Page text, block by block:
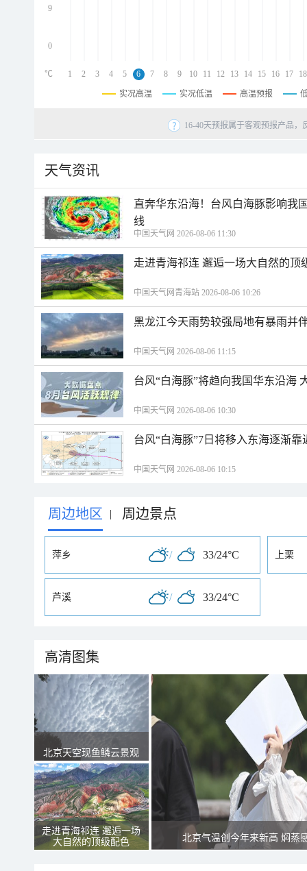
9
0
1 2 3 4 5 6 7 8 9 10 11 12 13 14 15 16 17 18
℃
实况高温 实况低温 高温预报
16-40天预报属于客观预报产品
天气资讯
直奔华东沿海！台风白海豚影响我
线
中国天气网 2026-08-06 11:30
走进青海祁连 邂逅一场大自然的顶
中国天气网青海站 2026-08-06 10:26
黑龙江今天雨势较强局地有暴雨并
中国天气网 2026-08-06 11:15
台风“白海豚”将趋向我国华东沿海
中国天气网 2026-08-06 10:30
台风“白海豚”7日将移入东海逐渐
中国天气网 2026-08-06 10:15
周边地区 | 周边景点
萍乡 / 33/24°C 上栗
芦溪 / 33/24°C
高清图集
北京天空现鱼鳞云景观
走进青海祁连 邂逅一场
大自然的顶级配色
北京气温创今年来新高 焖蒸